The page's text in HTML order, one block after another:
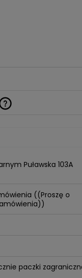
Puławska 103A
((Proszę o
paczki